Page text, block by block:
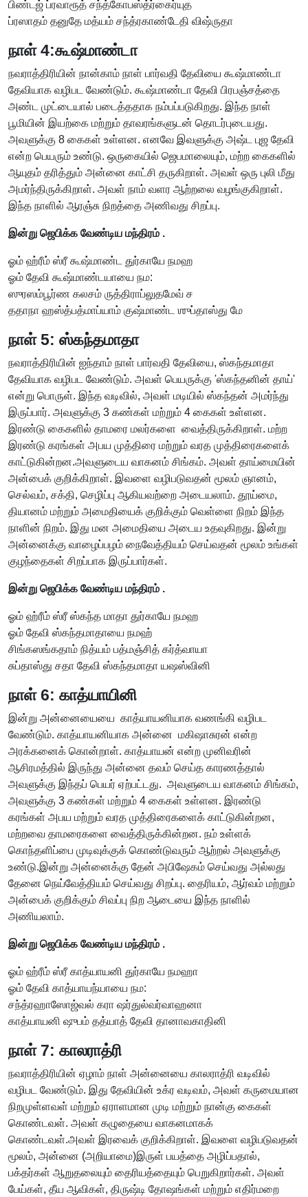
பிண்டஜ் ப்ரவாரூத் சந்த்கோபஸ்த்ர்கைர்யுத
ப்ரஸாதம் தனுதே மத்யம் சந்த்ரகாண்டேதி விஷ்ருதா
நாள் 4:கூஷ்மாண்டா
நவராத்திரியின் நான்காம் நாள் பார்வதி தேவியை கூஷ்மாண்டா
தேவியாக வழிபட வேண்டும். கூஷ்மாண்டா தேவி பிரபஞ்சத்தை
அண்ட முட்டையால் படைத்ததாக நம்பப்படுகிறது. இந்த நாள்
பூமியின் இயற்கை மற்றும் தாவரங்களுடன் தொடர்புடையது.
அவளுக்கு 8 கைகள் உள்ளன. எனவே இவளுக்கு அஷ்ட புஜ தேவி
என்ற பெயரும் உண்டு. ஒருகையில் ஜெபமாலையும், மற்ற கைகளில்
ஆயுதம் தரித்தும் அன்னை காட்சி தருகிறாள். அவள் ஒரு புலி மீது
அமர்ந்திருக்கிறாள். அவள் நாம் வளர ஆற்றலை வழங்குகிறாள்.
இந்த நாளில் ஆரஞ்சு நிறத்தை அணிவது சிறப்பு.
இன்று ஜெபிக்க வேண்டிய மந்திரம் .
ஓம் ஹ்ரீம் ஸ்ரீ கூஷ்மாண்ட துர்காயே நமஹ
ஓம் தேவி கூஷ்மாண்டயாயை நம:
ஸுரஸம்பூர்ண கலசம் ருத்திராப்லுதமேவ் ச
ததாநா ஹஸ்த்பத்மாப்யாம் குஷ்மாண்ட ஶுப்தாஸ்து மே
நாள் 5: ஸ்கந்தமாதா
நவராத்திரியின் ஐந்தாம் நாள் பார்வதி தேவியை, ஸ்கந்தமாதா
தேவியாக வழிபட வேண்டும். அவள் பெயருக்கு 'ஸ்கந்தனின் தாய்'
என்று பொருள். இந்த வடிவில், அவள் மடியில் ஸ்கந்தன் அமர்ந்து
இருப்பார். அவளுக்கு 3 கண்கள் மற்றும் 4 கைகள் உள்ளன.
இரண்டு கைகளில் தாமரை மலர்களை வைத்திருக்கிறாள். மற்ற
இரண்டு கரங்கள் அபய முத்திரை மற்றும் வரத முத்திரைகளைக்
காட்டுகின்றன.அவளுடைய வாகனம் சிங்கம். அவள் தாய்மையின்
அன்பைக் குறிக்கிறாள். இவளை வழிபடுவதன் மூலம் ஞானம்,
செல்வம், சக்தி, செழிப்பு ஆகியவற்றை அடையலாம். தூய்மை,
தியானம் மற்றும் அமைதியைக் குறிக்கும் வெள்ளை நிறம் இந்த
நாளின் நிறம். இது மன அமைதியை அடைய உதவுகிறது. இன்று
அன்னைக்கு வாழைப்பழம் நைவேத்தியம் செய்வதன் மூலம் உங்கள்
குழந்தைகள் சிறப்பாக இருப்பார்கள்.
இன்று ஜெபிக்க வேண்டிய மந்திரம் .
ஓம் ஹ்ரீம் ஸ்ரீ ஸ்கந்த மாதா துர்காயே நமஹ
ஓம் தேவி ஸ்கந்தமாதாயை நமஹ்
சிங்கஸங்கதாம் நித்யம் பத்மஞ்சித் கர்த்வாயா
சுப்தாஸ்து சதா தேவி ஸ்கந்தமாதா யஷஸ்வினி
நாள் 6: காத்யாயினி
இன்று அன்னையையை காத்யாயனியாக வணங்கி வழிபட
வேண்டும். காத்யாயனியாக அன்னை மகிஷாசுரன் என்ற
அரக்கனைக் கொன்றாள். காத்யாயன் என்ற முனிவரின்
ஆசிரமத்தில் இருந்து அன்னை தவம் செய்த காரணத்தால்
அவளுக்கு இந்தப் பெயர் ஏற்பட்டது. அவளுடைய வாகனம் சிங்கம்,
அவளுக்கு 3 கண்கள் மற்றும் 4 கைகள் உள்ளன. இரண்டு
கரங்கள் அபய மற்றும் வரத முத்திரைகளைக் காட்டுகின்றன,
மற்றவை தாமரைகளை வைத்திருக்கின்றன. நம் உள்ளக்
கொந்தளிப்பை முடிவுக்குக் கொண்டுவரும் ஆற்றல் அவளுக்கு
உண்டு.இன்று அன்னைக்கு தேன் அபிஷேகம் செய்வது அல்லது
தேனை நெய்வேத்தியம் செய்வது சிறப்பு. தைரியம், ஆர்வம் மற்றும்
அன்பைக் குறிக்கும் சிவப்பு நிற ஆடையை இந்த நாளில்
அணியலாம்.
இன்று ஜெபிக்க வேண்டிய மந்திரம் .
ஓம் ஹ்ரீம் ஸ்ரீ காத்யாயனி துர்காயே நமஹா
ஓம் தேவி காத்யாயந்யாயை நம:
சந்த்ரஹாஸோஜ்வல் கரா ஷர்துல்வர்வாஹனா
காத்யாயனி ஷுபம் தத்யாத் தேவி தானாவகாதினி
நாள் 7: காலராத்ரி
நவராத்திரியின் ஏழாம் நாள் அன்னையை காலராத்ரி வடிவில்
வழிபட வேண்டும். இது தேவியின் உக்ர வடிவம், அவள் கருமையான
நிறமுள்ளவள் மற்றும் ஏராளமான முடி மற்றும் நான்கு கைகள்
கொண்டவள். அவள் கழுதையை வாகனமாகக்
கொண்டவள்.அவள் இரவைக் குறிக்கிறாள். இவளை வழிபடுவதன்
மூலம், அன்னை (அறியாமை)இருள் பயத்தை அழிப்பதால்,
பக்தர்கள் ஆறுதலையும் தைரியத்தையும் பெறுகிறார்கள். அவள்
பேய்கள், தீய ஆவிகள், திருஷ்டி தோஷங்கள் மற்றும் எதிர்மறை